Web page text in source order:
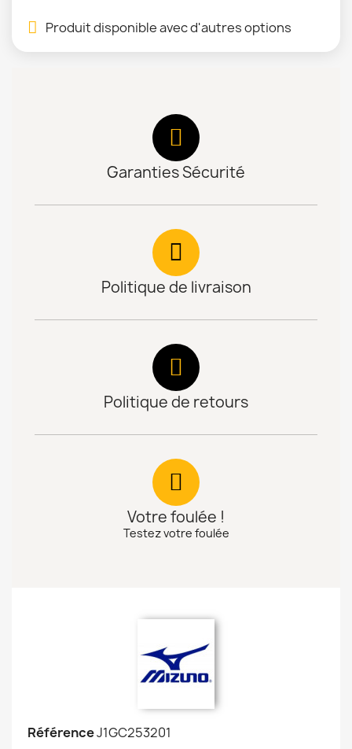
Produit disponible avec d'autres options
Garanties Sécurité
Politique de livraison
Politique de retours
Votre foulée !
Testez votre foulée
RéférenceJ1GC253201